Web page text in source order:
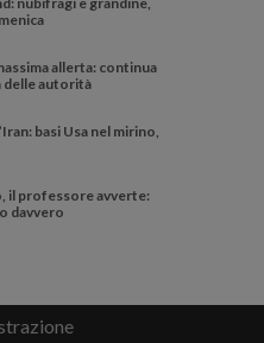
allerta: continua
delle autorità
basi Usa nel mirino,
il professore avverte:
davvero